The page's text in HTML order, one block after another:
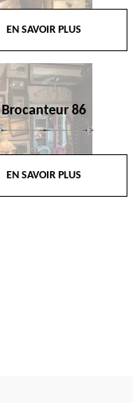
EN SAVOIR PLUS
Brocanteur 86
EN SAVOIR PLUS